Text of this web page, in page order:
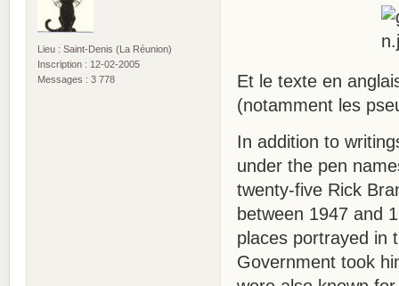
Lieu : Saint-Denis (La Réunion)
Inscription : 12-02-2005
Messages : 3 778
Et le texte en
(notamment les
In addition to
under the pen
twenty-five Rick
between 1947 and
places portrayed in
Government took